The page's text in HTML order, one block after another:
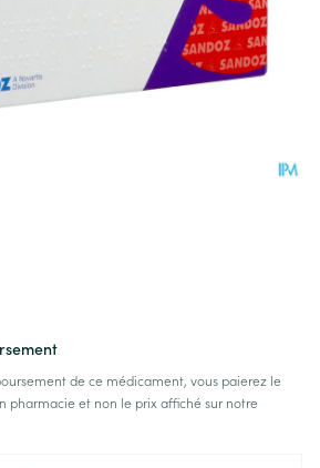
de ce médicament, vous paierez le
pharmacie et non le prix affiché sur notre